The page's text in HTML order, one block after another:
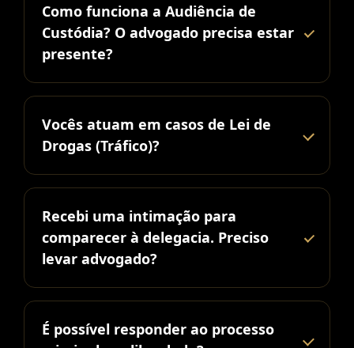
Como funciona a Audiência de
Custódia? O advogado precisa estar
presente?
Vocês atuam em casos de Lei de
Drogas (Tráfico)?
Recebi uma intimação para
comparecer à delegacia. Preciso
levar advogado?
É possível responder ao processo